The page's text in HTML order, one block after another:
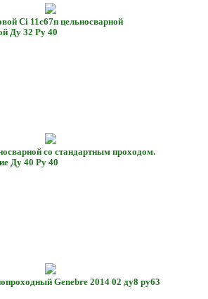
Ci 11с67п цельносварной
Ду 32 Ру 40
со стандартным проходом.
Ду 40 Ру 40
Genebre 2014 02 ду8 ру63